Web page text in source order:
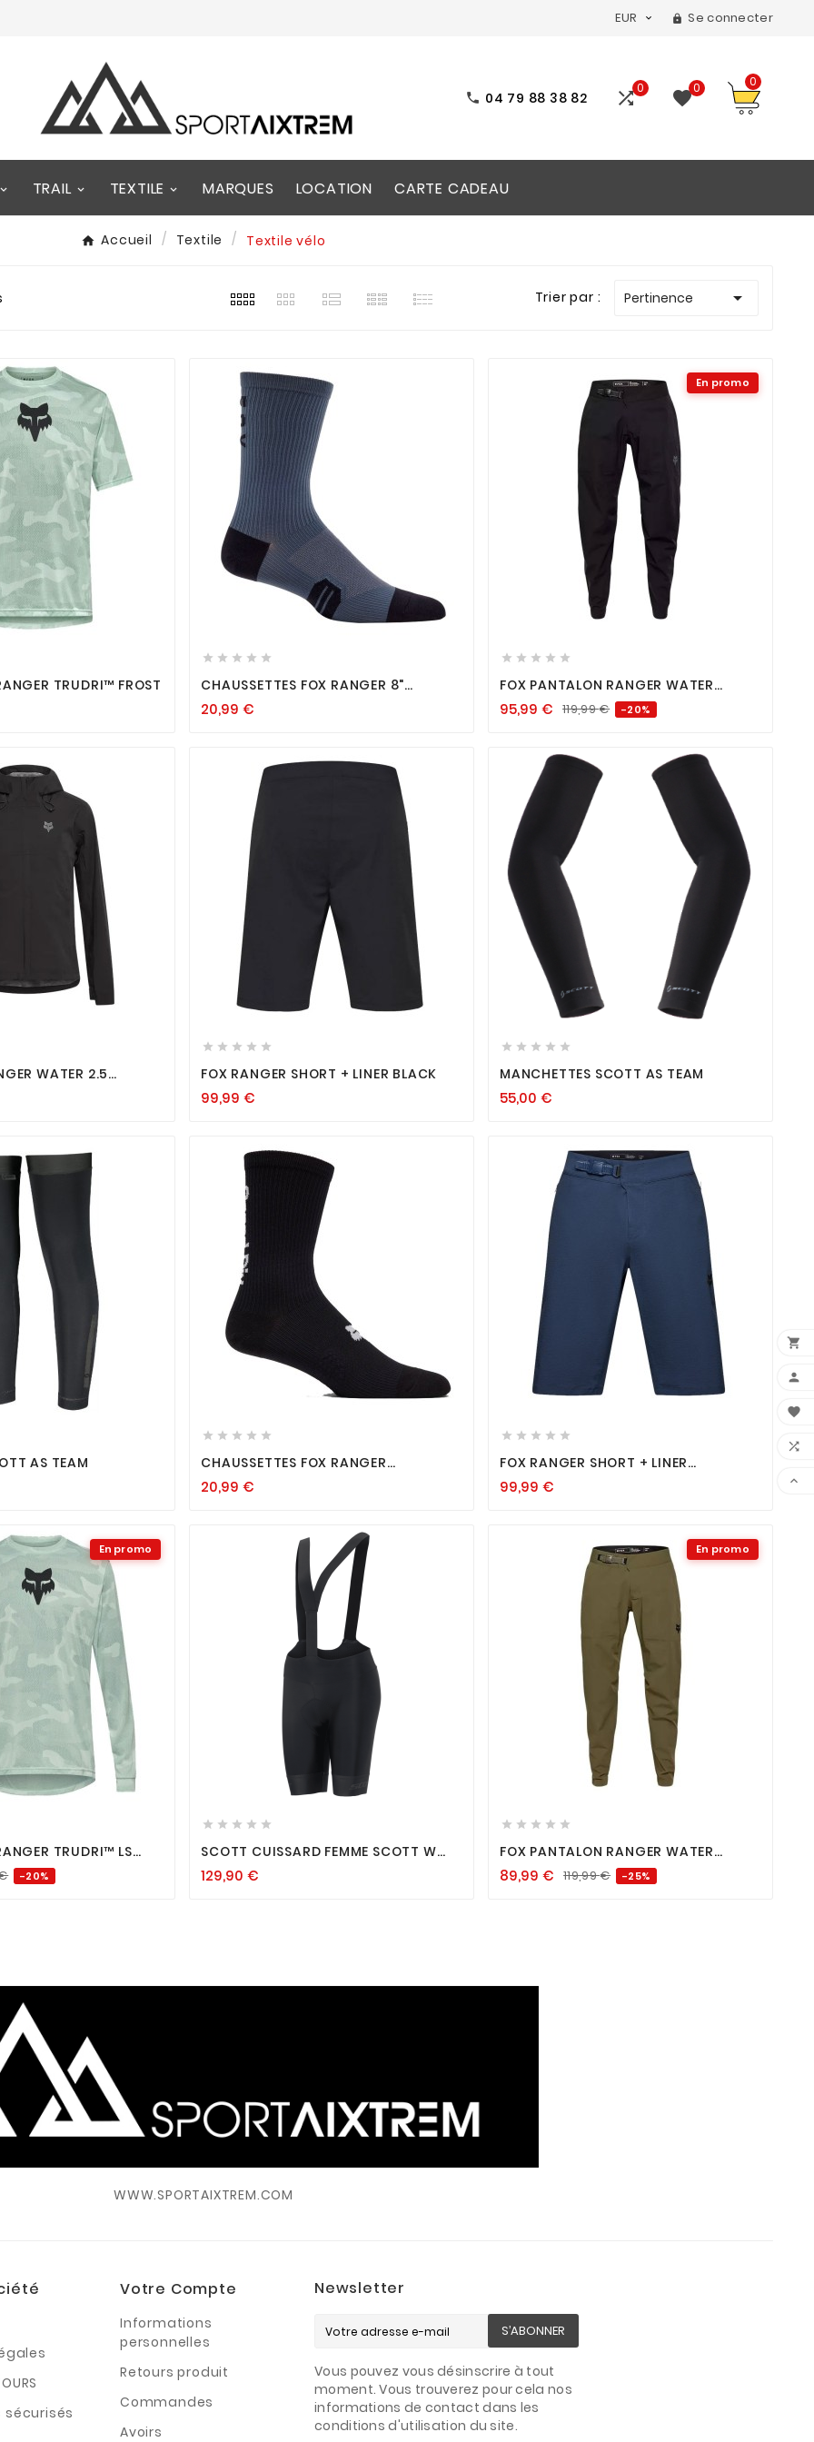
EUR   Se connecter
 04 79 88 38 82 0 0 0
TRAIL TEXTILE MARQUES LOCATION CARTE CADEAU
Accueil Textile Textile vélo
Trier par : Pertinence 
  
TRUDRI™ FROST
  
    
CHAUSSETTES FOX RANGER 8"
20,99€
En promo
 
    
FOX PANTALON RANGER WATER
95,99€ 119,99€ -20%

WATER 2.5
   
    
FOX RANGER SHORT + LINER BLACK
99,99€
  
    
MANCHETTES SCOTT AS TEAM
55,00€
  
AS TEAM
 
    
CHAUSSETTES FOX RANGER
20,99€
   
    
FOX RANGER SHORT + LINER
99,99€
En promo
  
TRUDRI™ LS
-20%
    
SCOTT CUISSARD FEMME SCOTT W
129,90€
En promo
 
    
FOX PANTALON RANGER WATER
89,99€ 119,99€ -25%
WWW.SPORTAIXTREM.COM
sécurisés
Votre Compte
Informations
personnelles
Retours produit
Commandes
Avoirs
Newsletter
S’ABONNER
Vous pouvez vous désinscrire à tout
moment. Vous trouverez pour cela nos
informations de contact dans les
conditions d'utilisation du site.




